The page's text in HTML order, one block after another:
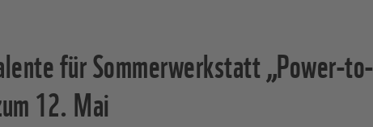
für Sommerwerkstatt „Power-to-
12. Mai